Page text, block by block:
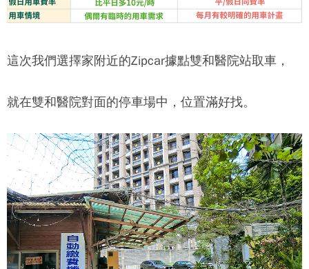
這次我們選擇家附近的Zipcar據點雙和醫院站取車，
就在雙和醫院對面的停車場中，位置滿好找。